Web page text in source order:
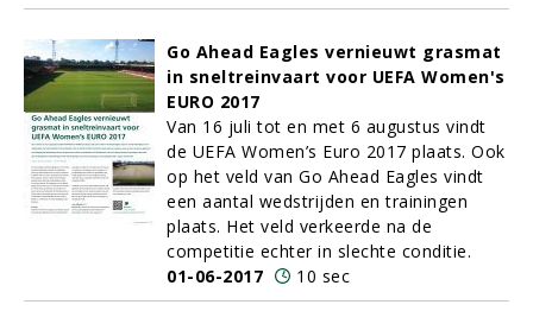
Go Ahead Eagles vernieuwt grasmat
in sneltreinvaart voor UEFA Women's
EURO 2017
Van 16 juli tot en met 6 augustus vindt
de UEFA Women’s Euro 2017 plaats. Ook
op het veld van Go Ahead Eagles vindt
een aantal wedstrijden en trainingen
plaats. Het veld verkeerde na de
competitie echter in slechte conditie.
01-06-2017
10 sec